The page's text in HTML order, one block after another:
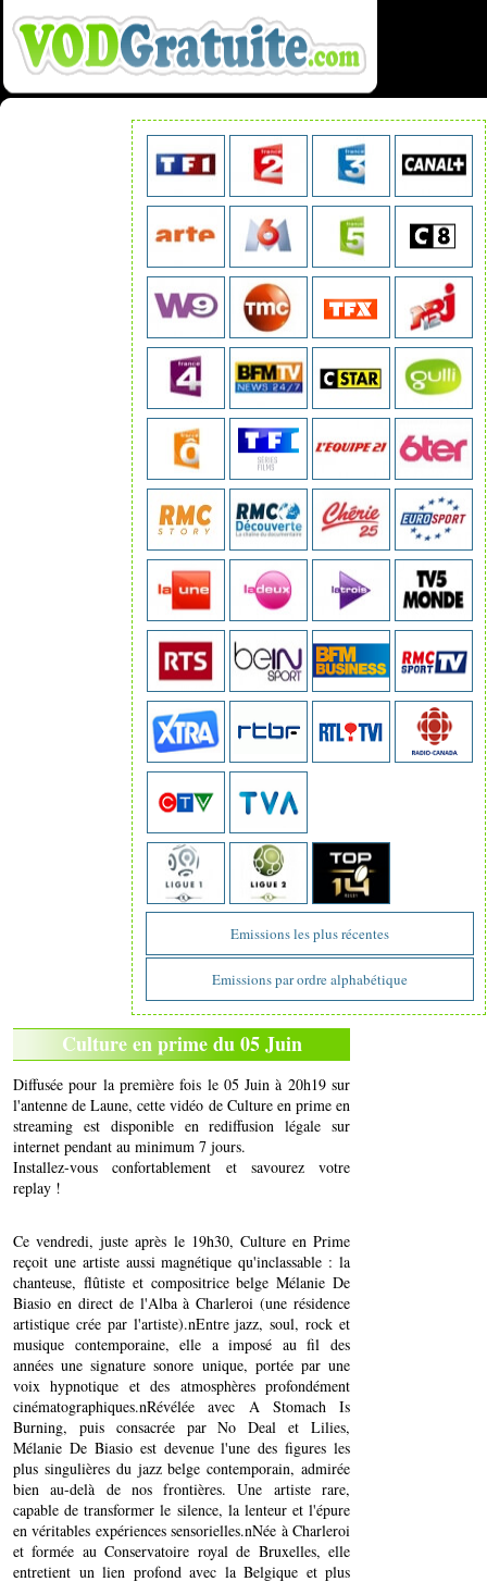
Emissions les plus récentes
Emissions par ordre alphabétique
Culture en prime du 05 Juin
Diffusée pour la première fois le 05 Juin à 20h19 sur
l'antenne de Laune, cette vidéo de Culture en prime en
streaming est disponible en rediffusion légale sur
internet pendant au minimum 7 jours.
Installez-vous confortablement et savourez votre
replay !
Ce vendredi, juste après le 19h30, Culture en Prime
reçoit une artiste aussi magnétique qu'inclassable : la
chanteuse, flûtiste et compositrice belge Mélanie De
Biasio en direct de l'Alba à Charleroi (une résidence
artistique crée par l'artiste).nEntre jazz, soul, rock et
musique contemporaine, elle a imposé au fil des
années une signature sonore unique, portée par une
voix hypnotique et des atmosphères profondément
cinématographiques.nRévélée avec A Stomach Is
Burning, puis consacrée par No Deal et Lilies,
Mélanie De Biasio est devenue l'une des figures les
plus singulières du jazz belge contemporain, admirée
bien au-delà de nos frontières. Une artiste rare,
capable de transformer le silence, la lenteur et l'épure
en véritables expériences sensorielles.nNée à Charleroi
et formée au Conservatoire royal de Bruxelles, elle
entretient un lien profond avec la Belgique et plus